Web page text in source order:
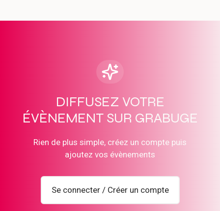
DIFFUSEZ VOTRE
ÉVÈNEMENT SUR GRABUGE
Rien de plus simple, créez un compte puis
ajoutez vos évènements
Se connecter / Créer un compte